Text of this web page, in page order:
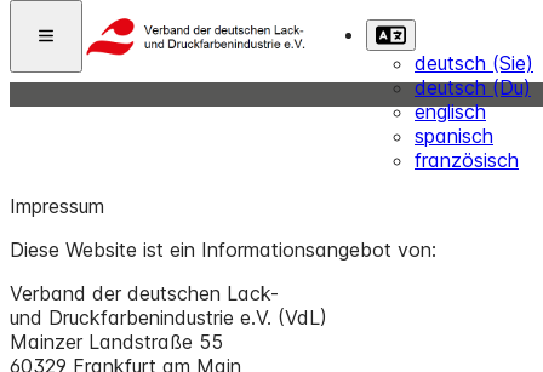
deutsch (Sie)
deutsch (Du)
englisch
spanisch
französisch
Impressum
Diese Website ist ein Informationsangebot von:
Verband der deutschen Lack-
und Druckfarbenindustrie e.V. (VdL)
Mainzer Landstraße 55
60329 Frankfurt am Main